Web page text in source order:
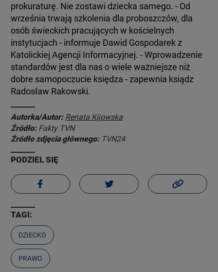
prokuraturę. Nie zostawi dziecka samego. - Od
września trwają szkolenia dla proboszczów, dla
osób świeckich pracujących w kościelnych
instytucjach - informuje Dawid Gospodarek z
Katolickiej Agencji Informacyjnej. - Wprowadzenie
standardów jest dla nas o wiele ważniejsze niż
dobre samopoczucie księdza - zapewnia ksiądz
Radosław Rakowski.
Autorka/Autor: Renata Kijowska
Źródło: Fakty TVN
Źródło zdjęcia głównego: TVN24
PODZIEL SIĘ
TAGI:
DZIECKO
PRAWO